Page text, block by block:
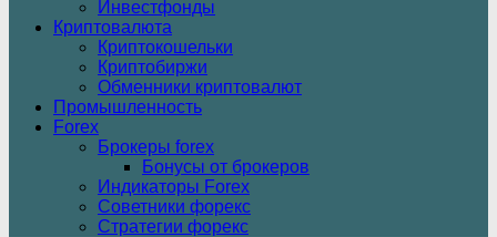
Инвестфонды
Криптовалюта
Криптокошельки
Криптобиржи
Обменники криптовалют
Промышленность
Forex
Брокеры forex
Бонусы от брокеров
Индикаторы Forex
Советники форекс
Стратегии форекс